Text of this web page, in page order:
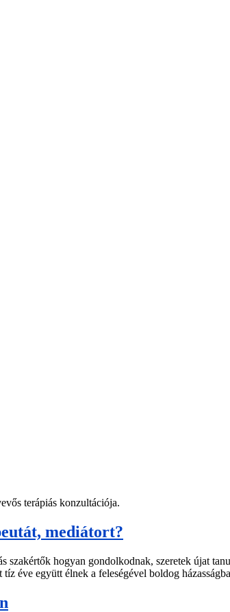
terápiás konzultációja.
mediátort?
hogyan gondolkodnak, szeretek újat
éve együtt élnek a feleségével boldog